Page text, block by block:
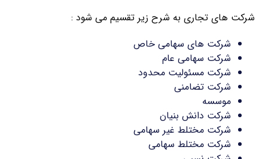
شرکت های تجاری به شرح زیر تقسیم می شود :
شرکت های سهامی خاص
شرکت سهامی عام
شرکت مسئولیت محدود
شرکت تضامنی
موسسه
شرکت دانش بنیان
شرکت مختلط غیر سهامی
شرکت مختلط سهامی